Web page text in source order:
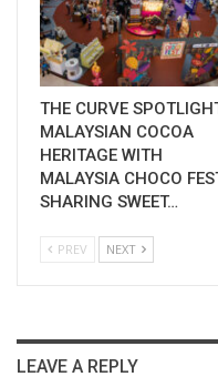
THE CURVE
MALAYSIAN COCOA
HERITAGE WITH
MALAYSIA CHOCO
SHARING SWEET…
PREV NEXT
LEAVE A REPLY